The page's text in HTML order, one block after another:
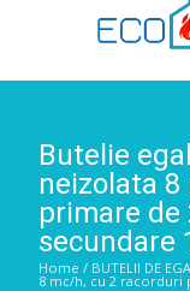
Butelie
neizolata
primare de
secundare
Home / BUTELII DE
8 mc/h, cu 2 racorduri